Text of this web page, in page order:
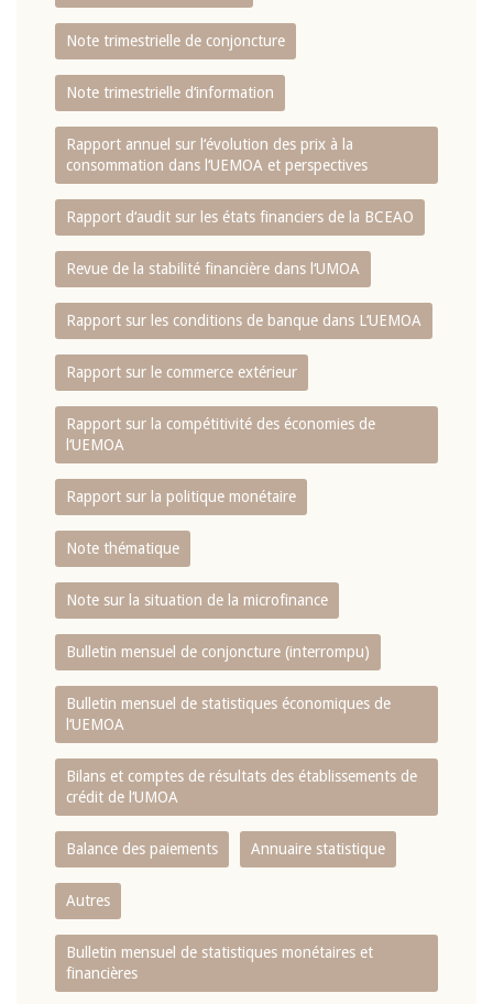
Note trimestrielle de conjoncture
Note trimestrielle d‘information
Rapport annuel sur l‘évolution des prix à la
consommation dans l‘UEMOA et perspectives
Rapport d‘audit sur les états financiers de la BCEAO
Revue de la stabilité financière dans l‘UMOA
Rapport sur les conditions de banque dans L‘UEMOA
Rapport sur le commerce extérieur
Rapport sur la compétitivité des économies de
l‘UEMOA
Rapport sur la politique monétaire
Note thématique
Note sur la situation de la microfinance
Bulletin mensuel de conjoncture (interrompu)
Bulletin mensuel de statistiques économiques de
l‘UEMOA
Bilans et comptes de résultats des établissements de
crédit de l‘UMOA
Balance des paiements Annuaire statistique
Autres
Bulletin mensuel de statistiques monétaires et
financières